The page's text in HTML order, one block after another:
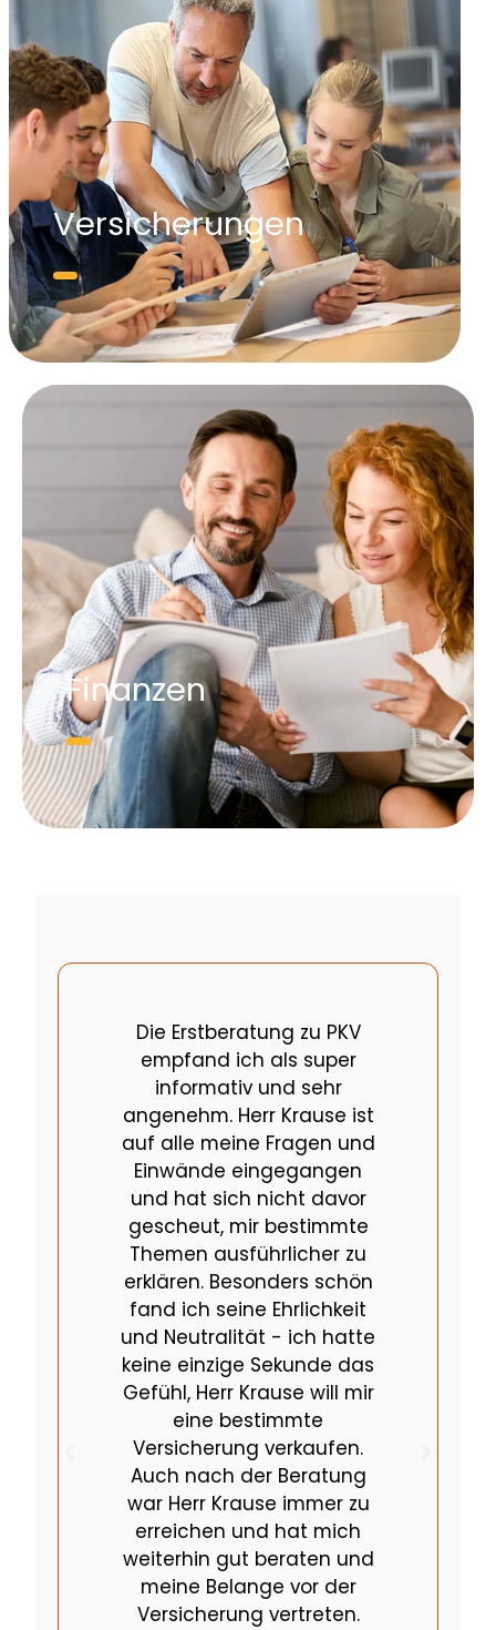
Versicherungen
Finanzen
Die Erstberatung zu PKV
empfand ich als super
informativ und sehr
angenehm. Herr Krause ist
auf alle meine Fragen und
Einwände eingegangen
und hat sich nicht davor
gescheut, mir bestimmte
Themen ausführlicher zu
erklären. Besonders schön
fand ich seine Ehrlichkeit
und Neutralität - ich hatte
keine einzige Sekunde das
Gefühl, Herr Krause will mir
eine bestimmte
Versicherung verkaufen.
Auch nach der Beratung
war Herr Krause immer zu
erreichen und hat mich
weiterhin gut beraten und
meine Belange vor der
Versicherung vertreten.